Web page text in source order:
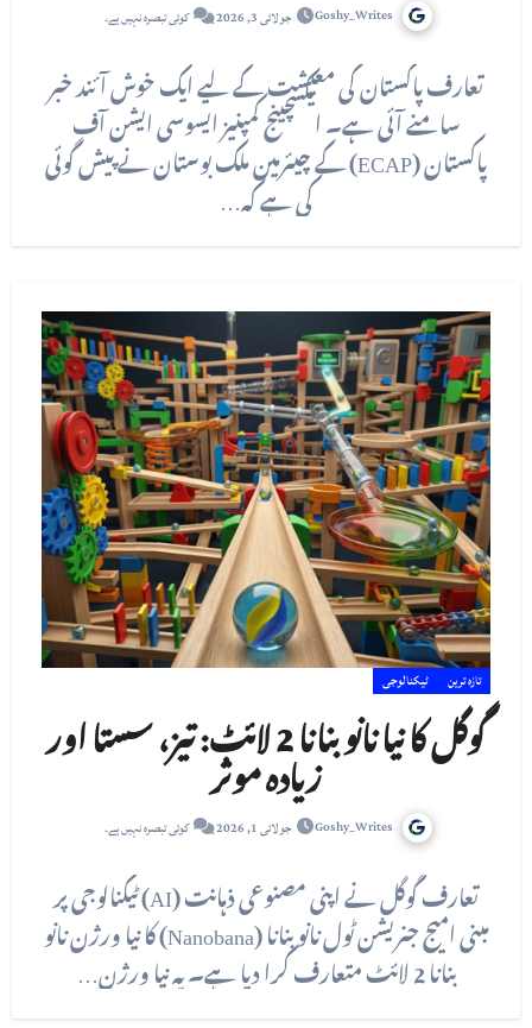
Goshy_Writes جولائی 3, 2026 کوئی تبصرہ نہیں ہے۔
تعارف پاکستان کی معیشت کے لیے ایک خوش آئند خبر
سامنے آئی ہے۔ ایکسچینج کمپنیز ایسوسی ایشن آف
پاکستان (ECAP) کے چیئرمین ملک بوستان نے پیش گوئی
کی ہے کہ…
تازہ ترین ٹیکنالوجی
گوگل کا نیا نانو بنانا 2 لائٹ: تیز، سستا اور
زیادہ موثر
Goshy_Writes جولائی 1, 2026 کوئی تبصرہ نہیں ہے۔
تعارف گوگل نے اپنی مصنوعی ذہانت (AI) ٹیکنالوجی پر
مبنی امیج جنریشن ٹول نانو بنانا (Nanobana) کا نیا ورژن نانو
بنانا 2 لائٹ متعارف کرا دیا ہے۔ یہ نیا ورژن…